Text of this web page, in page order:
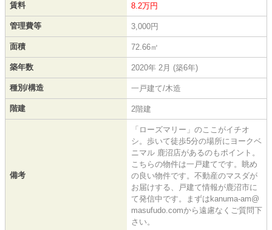
賃料 8.2万円
管理費等 3,000円
面積 72.66㎡
築年数 2020年 2月 (築6年)
種別/構造 一戸建て/木造
階建 2階建
備考
「ローズマリー」のここがイチオ
シ。歩いて徒歩5分の場所にヨークベ
ニマル 鹿沼店があるのもポイント。
こちらの物件は一戸建てです。眺め
の良い物件です。不動産のマスダが
お届けする、戸建て情報が鹿沼市に
て発信中です。まずはkanuma-am@
masufudo.comから遠慮なくご質問下
さい。